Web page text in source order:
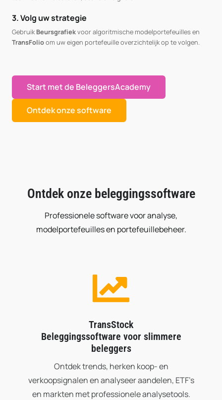
3. Volg uw strategie
Gebruik Beursgrafiekvoor algoritmische modelportefeuilles en
TransFolioom uw eigen portefeuille overzichtelijk op te volgen.
Start met de BeleggersAcademy
Ontdek onze software
Ontdek onze beleggingssoftware
Professionele software voor analyse,
modelportefeuilles en portefeuillebeheer.
TransStock
Beleggingssoftware voor slimmere
beleggers
Ontdek trends, herken koop- en
verkoopsignalen en analyseer aandelen, ETF’s
en markten met professionele analysetools.